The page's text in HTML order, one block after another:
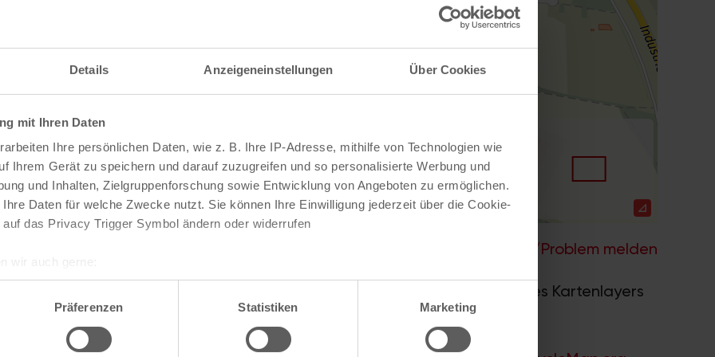
Details Anzeigeneinstellungen Über Cookies
mit Ihren Daten
Ihre persönlichen Daten, wie z. B. Ihre IP-Adresse, mithilfe von Technologien wie
Ihrem Gerät zu speichern und darauf zuzugreifen und so personalisierte Werbung und
und Inhalten, Zielgruppenforschung sowie Entwicklung von Angeboten zu ermöglichen.
Daten für welche Zwecke nutzt. Sie können Ihre Einwilligung jederzeit über die Cookie-
das Privacy Trigger Symbol ändern oder widerrufen
geografische Lage erfassen, welche bis auf einige Meter genau sein können
Scannen nach bestimmten Merkmalen (Fingerprinting) identifizieren
Ihre persönlichen Daten verarbeitet werden, und legen Sie Ihre Präferenzen imAbschnitt
Präferenzen Statistiken Marketing
Fehler/Problem melden
Darstellung des RVR-Kartenwerks
. Bei Auswahl des Kartenlayers
mit vielen weiteren Details wie z.B. Hausnummern.